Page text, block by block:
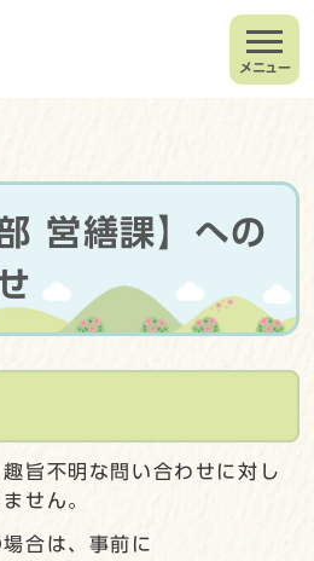
メニュー
営繕課】への
旨不明な問い合わせに対し
せん。
合は、事前に